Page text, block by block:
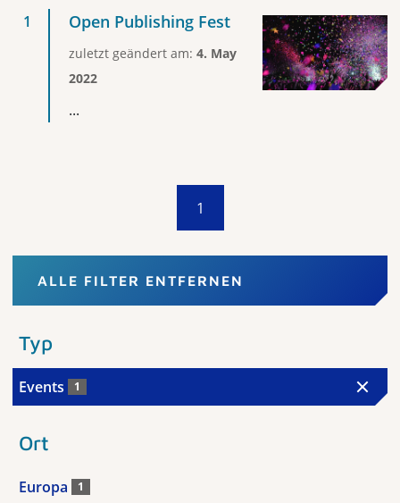
Open Publishing Fest
zuletzt geändert am: 4. May
2022
...
1
ALLE FILTER ENTFERNEN
Typ
Events 1
Ort
Europa 1